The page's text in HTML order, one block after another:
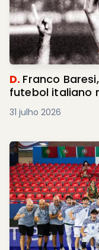
D. Franco
futebol italiano
31 julho 2026